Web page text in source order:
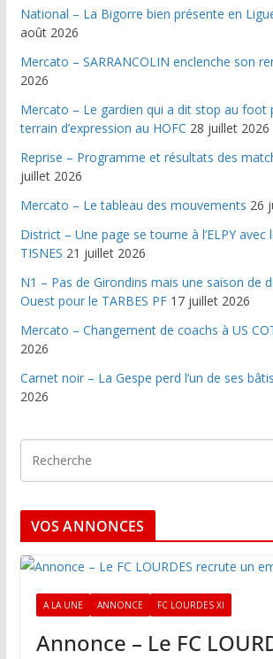
National – La Bigorre bien présente en
août 2026
Mercato – SARRANCOLIN enclenche son
2026
Mercato – Le gardien qui a dit stop au foot
terrain d’expression au HOFC 28 juillet 2026
Reprise – Programme et résultats des
juillet 2026
Mercato – Le tableau des mouvements 26
District – Une page se tourne à l’ELPY avec
TISNES 21 juillet 2026
N1 – Pas de Girondins mais une saison de
Ouest pour le TARBES PF 17 juillet 2026
Mercato – Changement de coachs à US
2026
Carnet noir – La Gespe perd l’un de ses
2026
VOS ANNONCES
A LA UNE ANNONCE FC LOURDES XI
Annonce – Le FC